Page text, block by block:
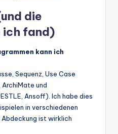
die
ich fand)
kann ich
Sequenz, Use Case
und
Ansoff). Ich habe dies
in verschiedenen
ist wirklich